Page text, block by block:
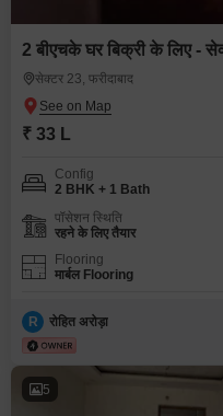
2 बीएचके घर बिक्री के लिए -
सेक्टर 23, फरीदाबाद
₹ 33 L
Config
2 BHK + 1 Bath
पॉसेशन स्थिति
रहने के लिए तैयार
Flooring
मार्बल Flooring
R रोहित अरोड़ा
5